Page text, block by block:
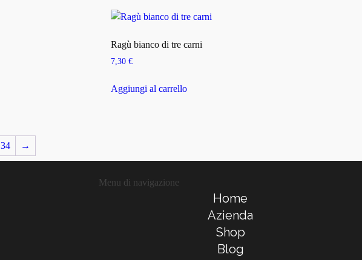
Ragù bianco di tre carni
7,30 €
Aggiungi al carrello
34 →
Menu di navigazione
Home
Azienda
Shop
Blog